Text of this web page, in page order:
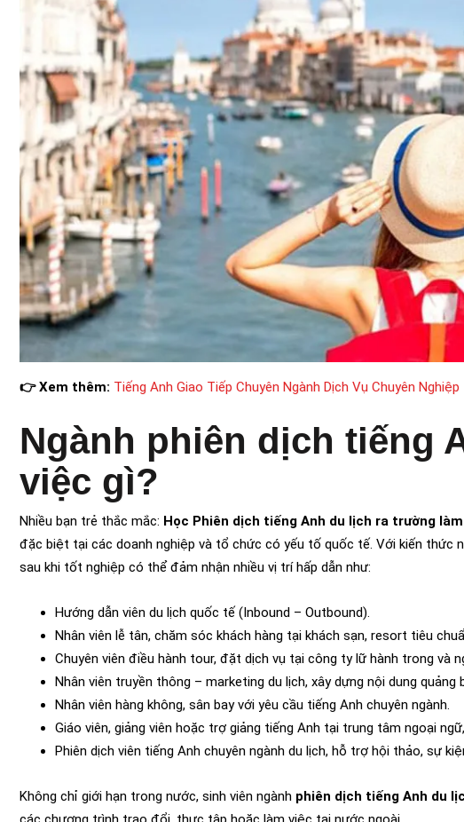
👉 Xem thêm: Tiếng Anh Giao Tiếp Chuyên Ngành Dịch Vụ Chuyên Nghiệp
Ngành phiên dịch tiếng
việc gì?
Nhiều bạn trẻ thắc mắc: Học Phiên dịch tiếng Anh du lịch ra trường
đặc biệt tại các doanh nghiệp và tổ chức có yếu tố quốc tế. Với kiến thức
sau khi tốt nghiệp có thể đảm nhận nhiều vị trí hấp dẫn như:
Hướng dẫn viên du lịch quốc tế (Inbound – Outbound).
Nhân viên lễ tân, chăm sóc khách hàng tại khách sạn, resort tiêu
Chuyên viên điều hành tour, đặt dịch vụ tại công ty lữ hành trong và
Nhân viên truyền thông – marketing du lịch, xây dựng nội dung quảng
Nhân viên hàng không, sân bay với yêu cầu tiếng Anh chuyên ngành.
Giáo viên, giảng viên hoặc trợ giảng tiếng Anh tại trung tâm ngoại
Phiên dịch viên tiếng Anh chuyên ngành du lịch, hỗ trợ hội thảo, sự
Không chỉ giới hạn trong nước, sinh viên ngành phiên dịch tiếng Anh du